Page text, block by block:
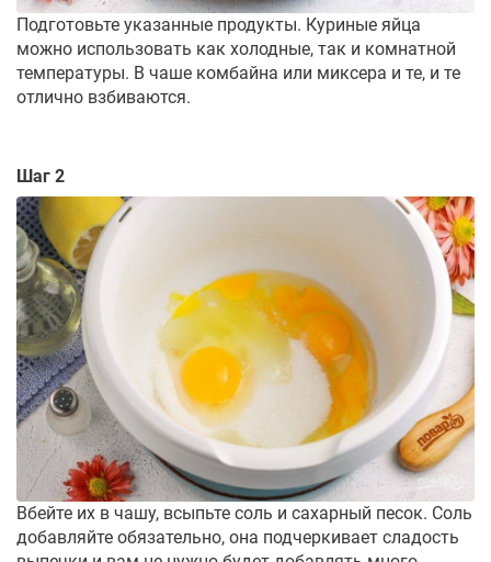
Подготовьте указанные продукты. Куриные яйца
можно использовать как холодные, так и комнатной
температуры. В чаше комбайна или миксера и те, и те
отлично взбиваются.
Шаг 2
Вбейте их в чашу, всыпьте соль и сахарный песок. Соль
добавляйте обязательно, она подчеркивает сладость